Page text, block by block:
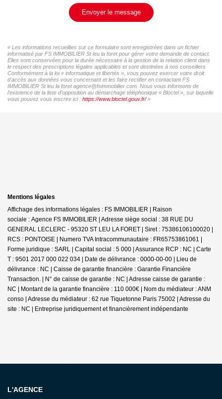
Envoyer le message
« Les informations recueillies sur ce formulaire sont enregistrées dans un fichier
informatisé par FS IMMOBILIER St leu la foret pour gérer votre demande de contact.
Elles sont conservées pour la durée nécessaire à la gestion de la relation client dans
le respect des prescriptions légales applicables et sont destinées à nos conseillers
Conformément à la loi « informatique et libertés », vous pouvez exercer votre droit
d'accès aux données vous concernant et les faire rectifier en contactant FS
IMMOBILIER St leu la foret agence@fsimmobilier.com. Nous vous informons de
l'existence de la liste d'opposition au démarchage téléphonique « Bloctel », sur laquelle
vous pouvez vous inscrire ici : https://www.bloctel.gouv.fr/»
Mentions légales
Affichage des informations légales : FS IMMOBILIER | Raison
sociale : Agence FS IMMOBILIER | Adresse siège social : 38 RUE DU
GENERAL LECLERC - 95320 ST LEU LA FORET | Siret : 75386106100020 |
RCS : PONTOISE | Numero TVA Intracommunautaire : FR65753861061 |
Forme juridique : SARL | Capital social : 5 000 | Assurance RCP : NC | Carte
T : 9501 2017 000 022 034 | Date de délivrance : 0000-00-00 | Lieu de
délivrance : NC | Caisse de garantie financière : Garantie Financière
Transaction. | N° de caisse de garantie : NC | Adresse caisse de garantie :
NC | Montant de la garantie financière : 110 000€ | Nom du médiateur : ANM
conso | Adresse du médiateur : 62 rue Tiquetonne Paris 75002 | Adresse du
site : NC | Entreprise juridiquement et financièrement indépendante
L'AGENCE